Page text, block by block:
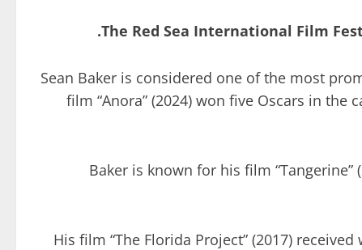
The Red Sea International Film
Sean Baker is considered one of the most
film “Anora” (2024) won five Oscars in the
Baker is known for his film
His film “The Florida Project” (2017)